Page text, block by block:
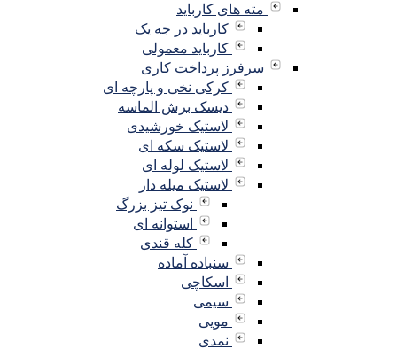
مته های کارباید
کارباید در جه یک
کارباید معمولی
سرفرز پرداخت کاری
کرکی نخی و پارچه ای
دیسک برش الماسه
لاستیک خورشیدی
لاستیک سکه ای
لاستیک لوله ای
لاستیک میله دار
نوک تیز بزرگ
استوانه ای
کله قندی
سنباده آماده
اسکاچی
سیمی
مویی
نمدی